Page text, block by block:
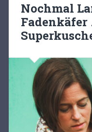
Nochmal
Fadenkäfer